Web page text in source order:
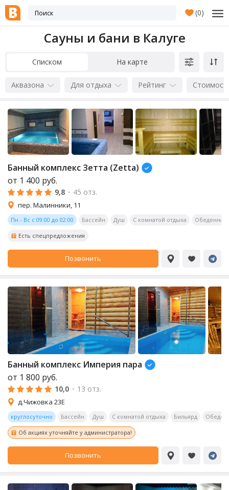
(0)
Сауны и бани в Калуге
Списком На карте
Аквазона Для отдыха Рейтинг
Банный комплекс Зетта (Zetta)
от 1 400 руб.
9,8 · 45 отз.
пер. Малинники, 11
Пн - Вс с 09:00 до 02:00 Бассейн Душ С комнатой отдыха Обеденная
Есть спецпредложения
Позвонить
Банный комплекс Империя пара
от 1 800 руб.
10,0 · 13 отз.
д.Чижовка 23Е
круглосуточно Бассейн Душ С комнатой отдыха Бильярд
Об акциях уточняйте у администратора!
Позвонить